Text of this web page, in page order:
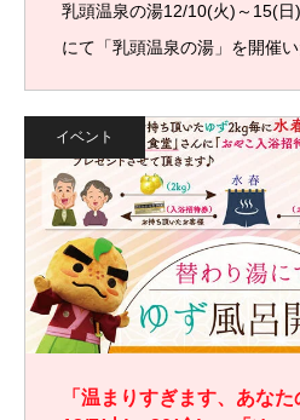
乳頭温泉の湯12/10(火)～15(
にて「乳頭温泉の湯」を開催
イベント
「温まりすぎます、あなた